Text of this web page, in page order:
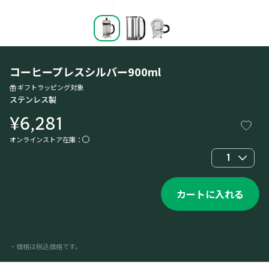
コーヒープレスシルバー900ml
ギフトラッピング対象
ステンレス製
¥6,281
オンラインストア在庫：
1
カートに入れる
・価格は税込価格です。